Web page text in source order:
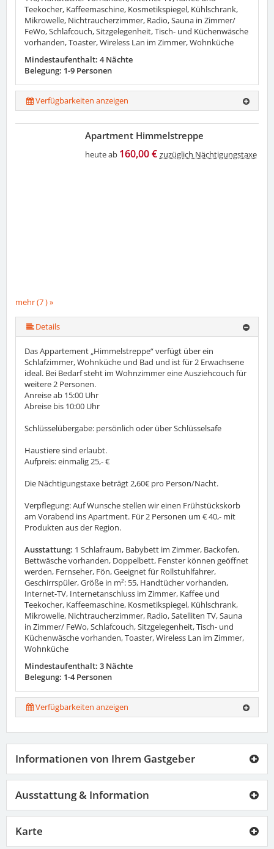
Teekocher, Kaffeemaschine, Kosmetikspiegel, Kühlschrank,
Mikrowelle, Nichtraucherzimmer, Radio, Sauna in Zimmer/
FeWo, Schlafcouch, Sitzgelegenheit, Tisch- und Küchenwäsche
vorhanden, Toaster, Wireless Lan im Zimmer, Wohnküche
Mindestaufenthalt: 4 Nächte
Belegung: 1-9 Personen
Verfügbarkeiten anzeigen
mehr (7 ) »
mehr (7 ) »
mehr (7 ) »
mehr (7 ) »
Apartment Himmelstreppe
heute ab 160,00 € zuzüglich Nächtigungstaxe
Details
Das Appartement „Himmelstreppe“ verfügt über ein
Schlafzimmer, Wohnküche und Bad und ist für 2 Erwachsene
ideal. Bei Bedarf steht im Wohnzimmer eine Ausziehcouch für
weitere 2 Personen.
Anreise ab 15:00 Uhr
Abreise bis 10:00 Uhr
Schlüsselübergabe: persönlich oder über Schlüsselsafe
Haustiere sind erlaubt.
Aufpreis: einmalig 25,- €
Die Nächtigungstaxe beträgt 2,60€ pro Person/Nacht.
Verpflegung: Auf Wunsche stellen wir einen Frühstückskorb
am Vorabend ins Apartment. Für 2 Personen um € 40,- mit
Produkten aus der Region.
Ausstattung: 1 Schlafraum, Babybett im Zimmer, Backofen,
Bettwäsche vorhanden, Doppelbett, Fenster können geöffnet
werden, Fernseher, Fön, Geeignet für Rollstuhlfahrer,
Geschirrspüler, Größe in m²: 55, Handtücher vorhanden,
Internet-TV, Internetanschluss im Zimmer, Kaffee und
Teekocher, Kaffeemaschine, Kosmetikspiegel, Kühlschrank,
Mikrowelle, Nichtraucherzimmer, Radio, Satelliten TV, Sauna
in Zimmer/ FeWo, Schlafcouch, Sitzgelegenheit, Tisch- und
Küchenwäsche vorhanden, Toaster, Wireless Lan im Zimmer,
Wohnküche
Mindestaufenthalt: 3 Nächte
Belegung: 1-4 Personen
Verfügbarkeiten anzeigen
Informationen von Ihrem Gastgeber
Ausstattung & Information
Karte